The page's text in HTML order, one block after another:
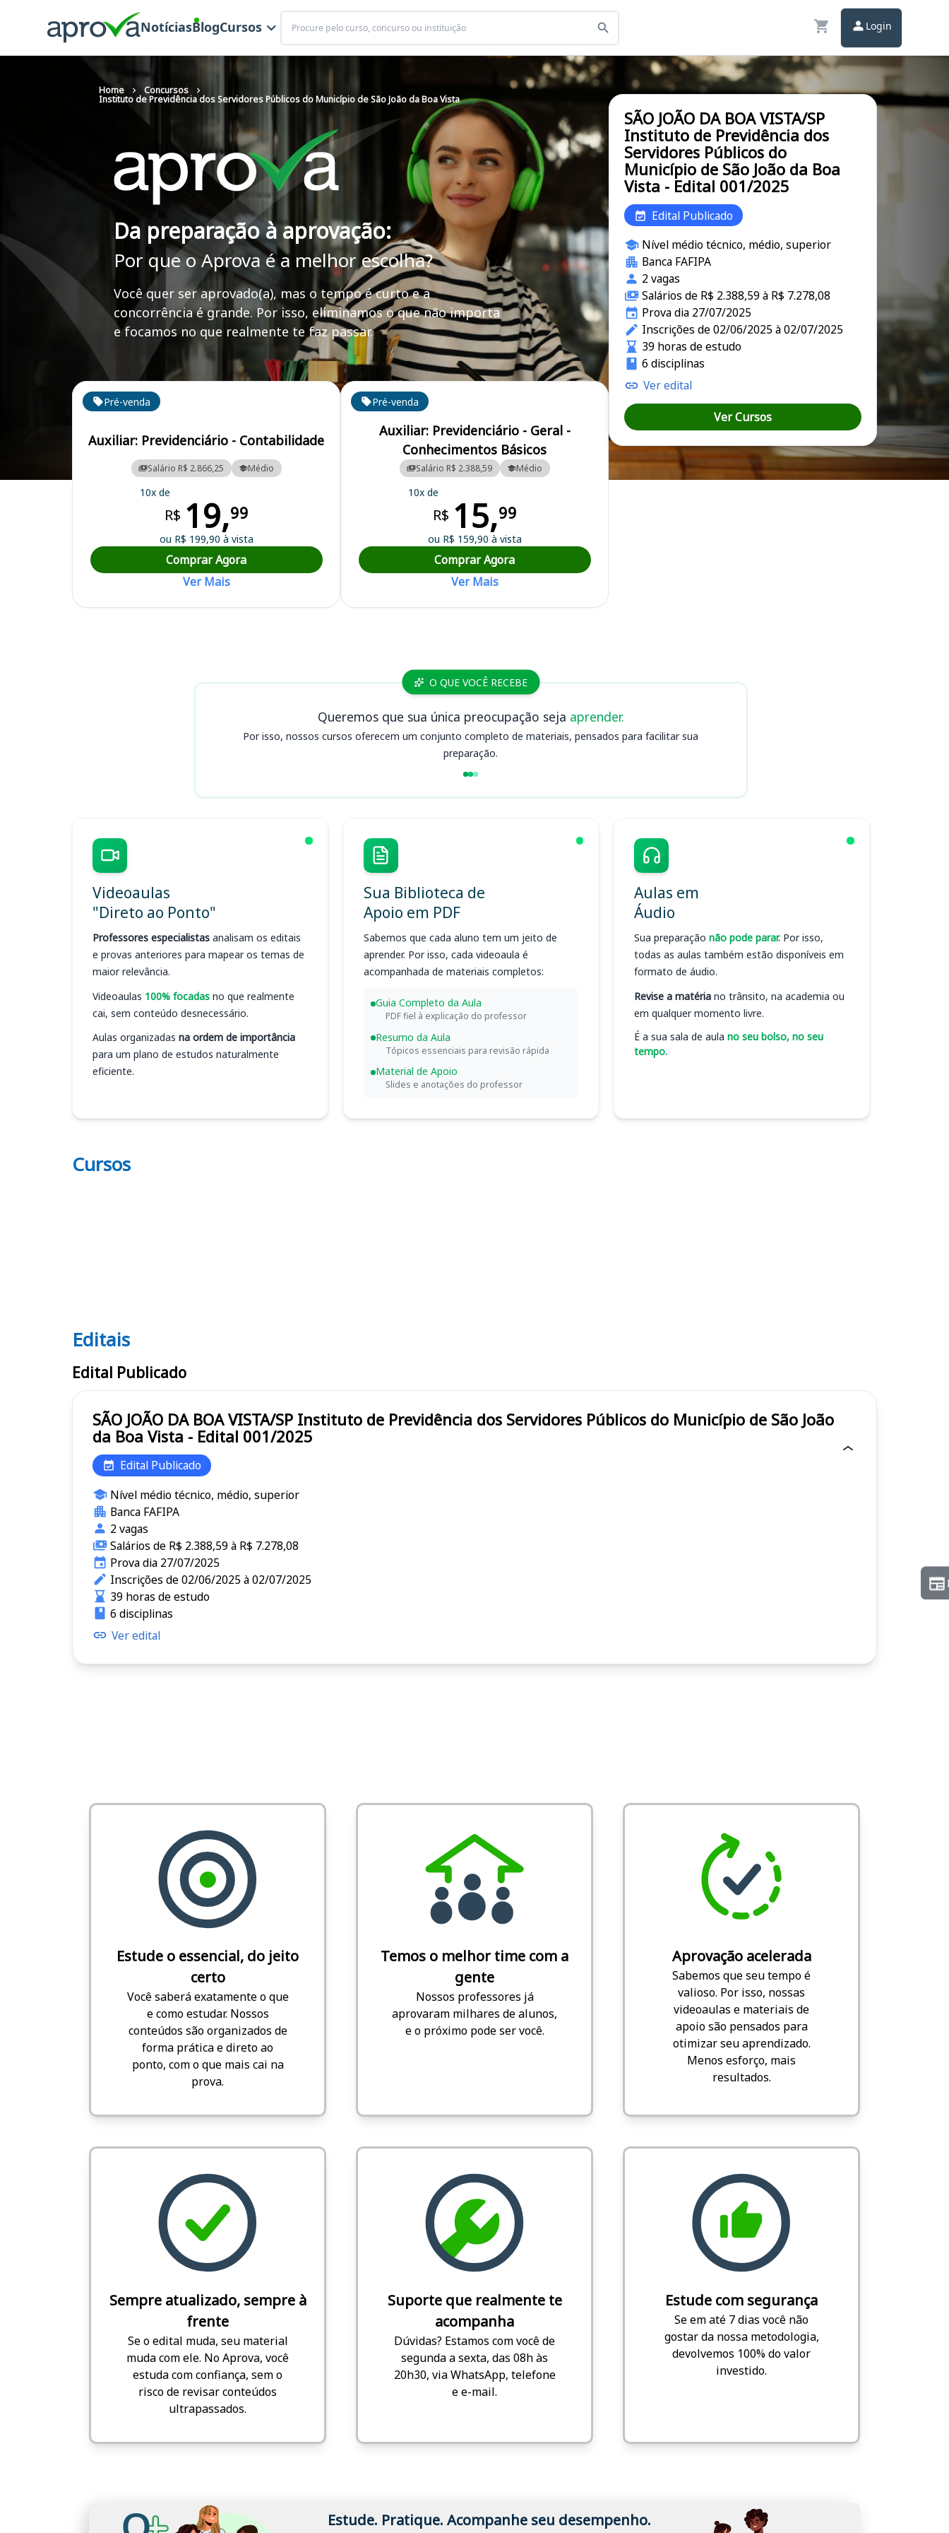
NotíciasBlogCursos
Buscar
Login
Home Concursos
Instituto de Previdência dos Servidores Públicos do Município de São João da Boa Vista
Da preparação à aprovação:
Por que o Aprova é a melhor escolha?
Você quer ser aprovado(a), mas o tempo é curto e a
concorrência é grande. Por isso, eliminamos o que não importa
e focamos no que realmente te faz passar.
Curso Preparatório para o Concurso Instituto de Previdência dos Servidores Públicos do Município de São João da Boa Vista
Cursos em destaque para passar no concurso
Pré-venda
Auxiliar: Previdenciário - Contabilidade
Salário R$ 2.866,25 Médio
10x de
R$ 19,99
ou R$ 199,90 à vista
Comprar Agora
Ver Mais
Pré-venda
Auxiliar: Previdenciário - Geral -
Conhecimentos Básicos
Salário R$ 2.388,59 Médio
10x de
R$ 15,99
ou R$ 159,90 à vista
Comprar Agora
Ver Mais
SÃO JOÃO DA BOA VISTA/SP
Instituto de Previdência dos
Servidores Públicos do
Município de São João da Boa
Vista - Edital 001/2025
Edital Publicado
Nível médio técnico, médio, superior
Banca FAFIPA
2 vagas
Salários de R$ 2.388,59 à R$ 7.278,08
Prova dia 27/07/2025
Inscrições de 02/06/2025 à 02/07/2025
39 horas de estudo
6 disciplinas
Ver edital
Ver Cursos
O QUE VOCÊ RECEBE
Queremos que sua única preocupação seja aprender.
Por isso, nossos cursos oferecem um conjunto completo de materiais, pensados para facilitar sua
preparação.
Videoaulas
"Direto ao Ponto"
Professores especialistas analisam os editais
e provas anteriores para mapear os temas de
maior relevância.
Videoaulas 100% focadas no que realmente
cai, sem conteúdo desnecessário.
Aulas organizadas na ordem de importância
para um plano de estudos naturalmente
eficiente.
Sua Biblioteca de
Apoio em PDF
Sabemos que cada aluno tem um jeito de
aprender. Por isso, cada videoaula é
acompanhada de materiais completos:
Guia Completo da Aula
PDF fiel à explicação do professor
Resumo da Aula
Tópicos essenciais para revisão rápida
Material de Apoio
Slides e anotações do professor
Aulas em
Áudio
Sua preparação não pode parar. Por isso,
todas as aulas também estão disponíveis em
formato de áudio.
Revise a matéria no trânsito, na academia ou
em qualquer momento livre.
É a sua sala de aula no seu bolso, no seu
tempo.
Cursos
Editais
Editais
Edital Publicado
SÃO JOÃO DA BOA VISTA/SP Instituto de Previdência dos Servidores Públicos do Município de São João
da Boa Vista - Edital 001/2025
Edital Publicado
Nível médio técnico, médio, superior
Banca FAFIPA
2 vagas
Salários de R$ 2.388,59 à R$ 7.278,08
Prova dia 27/07/2025
Inscrições de 02/06/2025 à 02/07/2025
39 horas de estudo
6 disciplinas
Ver edital
Estude o essencial, do jeito
certo
Você saberá exatamente o que
e como estudar. Nossos
conteúdos são organizados de
forma prática e direto ao
ponto, com o que mais cai na
prova.
Temos o melhor time com a
gente
Nossos professores já
aprovaram milhares de alunos,
e o próximo pode ser você.
Aprovação acelerada
Sabemos que seu tempo é
valioso. Por isso, nossas
videoaulas e materiais de
apoio são pensados para
otimizar seu aprendizado.
Menos esforço, mais
resultados.
Sempre atualizado, sempre à
frente
Se o edital muda, seu material
muda com ele. No Aprova, você
estuda com confiança, sem o
risco de revisar conteúdos
ultrapassados.
Suporte que realmente te
acompanha
Dúvidas? Estamos com você de
segunda a sexta, das 08h às
20h30, via WhatsApp, telefone
e e-mail.
Estude com segurança
Se em até 7 dias você não
gostar da nossa metodologia,
devolvemos 100% do valor
investido.
Estude. Pratique. Acompanhe seu desempenho.